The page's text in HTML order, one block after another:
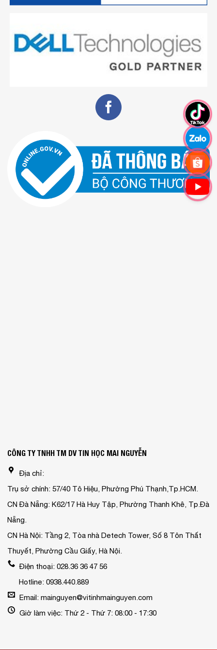
CÔNG TY TNHH TM DV TIN HỌC MAI NGUYỄN
Địa chỉ:
Trụ sở chính: 57/40 Tô Hiệu, Phường Phú Thạnh,Tp.HCM.
CN Đà Nẵng: K62/17 Hà Huy Tập, Phường Thanh Khê, Tp.Đà
Nẵng.
CN Hà Nội: Tầng 2, Tòa nhà Detech Tower, Số 8 Tôn Thất
Thuyết, Phường Cầu Giấy, Hà Nội.
Điện thoại: 028.36 36 47 56
Hotline: 0938.440.889
Email: mainguyen@vitinhmainguyen.com
Giờ làm việc: Thứ 2 - Thứ 7: 08:00 - 17:30